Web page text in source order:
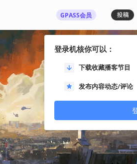
GPASS会员
登录机核你可以：
下载收藏播客节目
发布内容动态/评论